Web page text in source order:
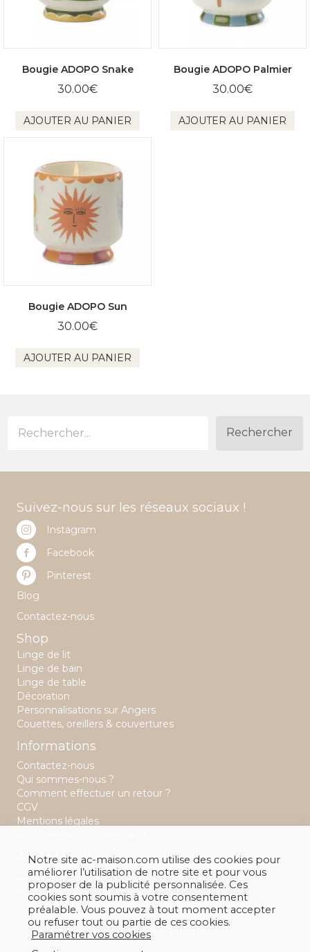
Bougie ADOPO Snake
30.00€
AJOUTER AU PANIER
Bougie ADOPO Palmier
30.00€
AJOUTER AU PANIER
Bougie ADOPO Sun
30.00€
AJOUTER AU PANIER
Rechercher
Suivez-nous sur les réseaux sociaux !
Instagram
Facebook
Pinterest
Blog
Contactez-nous
Shop
Linge de lit
Linge de bain
Linge de table
Décoration
Personnalisations sur Angers
Couettes, oreillers & couvertures
Informations
Contactez-nous
Qui sommes-nous ?
Comment effectuer un retour ?
CGV
Mentions légales
A&C Maison
22 rue Saint Aubin
49 100 Angers
02 41 88 28 32
Lundi : 14h -19h
Mardi au samedi : 10h00 - 13h / 14h- 19h
Notre site ac-maison.com utilise des cookies pour
améliorer l’utilisation de notre site et pour vous
proposer de la publicité personnalisée. Ces
cookies sont soumis à votre consentement
préalable. Vous pouvez à tout moment accepter
ou refuser tout ou partie de ces cookies.
Paramétrer vos cookies